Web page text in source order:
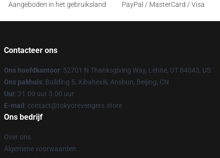
Aangeboden in het gebruiksland
PayPal / MasterCard / Visa
Contacteer ons
Ons hoofdkantoor: 52701 N Thanksgiving Way, Lehite, UT 84043, US
Ons pakhuis: Building 5, Xibahexili, Anshun, Beijing, CN
Uur: 21.00 uur 5.00 uur
E-mail : contact@tokyorevengers.store
Ons bedrijf
Over ons
Algemene voorwaarden